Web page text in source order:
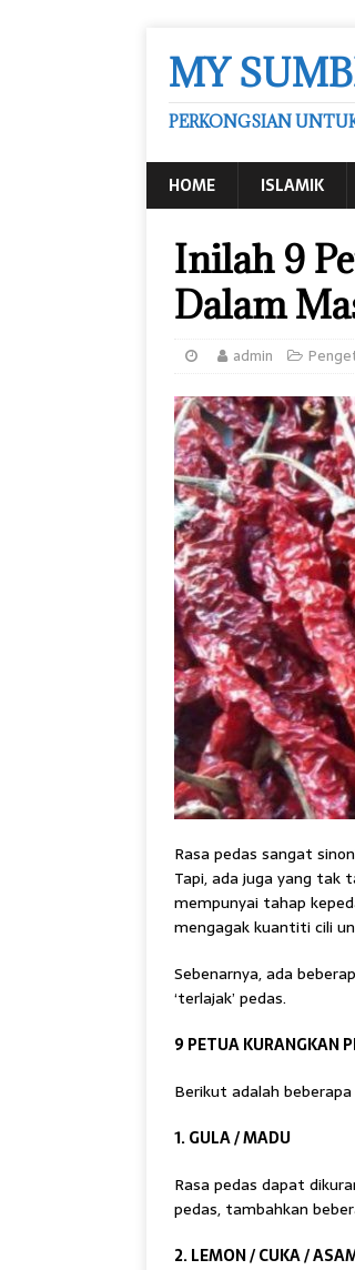
MY
PERKONGSIAN
HOME ISLAMIK
Inilah 9
Dalam
admin
Rasa pedas sangat
Tapi, ada juga yang tak
mempunyai tahap
mengagak kuantiti cili
Sebenarnya, ada
‘terlajak’ pedas.
9 PETUA KURANGKAN
Berikut adalah
1. GULA / MADU
Rasa pedas dapat
pedas, tambahkan
2. LEMON / CUKA /